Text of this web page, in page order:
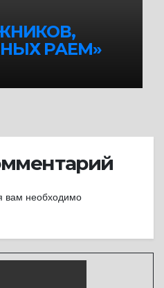
РАЕМ»
вам необходимо